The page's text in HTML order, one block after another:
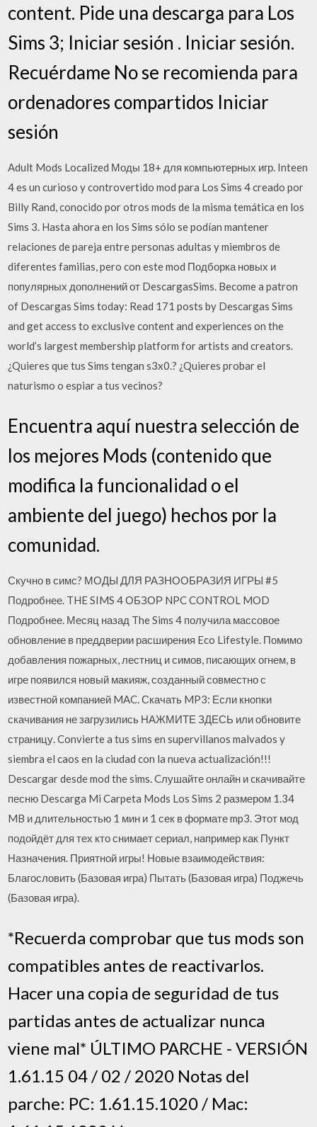
content. Pide una descarga para Los
Sims 3; Iniciar sesión . Iniciar sesión.
Recuérdame No se recomienda para
ordenadores compartidos Iniciar
sesión
Adult Mods Localized Моды 18+ для компьютерных игр. Inteen
4 es un curioso y controvertido mod para Los Sims 4 creado por
Billy Rand, conocido por otros mods de la misma temática en los
Sims 3. Hasta ahora en los Sims sólo se podían mantener
relaciones de pareja entre personas adultas y miembros de
diferentes familias, pero con este mod Подборка новых и
популярных дополнений от DescargasSims. Become a patron
of Descargas Sims today: Read 171 posts by Descargas Sims
and get access to exclusive content and experiences on the
world’s largest membership platform for artists and creators.
¿Quieres que tus Sims tengan s3x0.? ¿Quieres probar el
naturismo o espiar a tus vecinos?
Encuentra aquí nuestra selección de
los mejores Mods (contenido que
modifica la funcionalidad o el
ambiente del juego) hechos por la
comunidad.
Скучно в симс? МОДЫ ДЛЯ РАЗНООБРАЗИЯ ИГРЫ #5
Подробнее. THE SIMS 4 ОБЗОР NPC CONTROL MOD
Подробнее. Месяц назад The Sims 4 получила массовое
обновление в преддверии расширения Eco Lifestyle. Помимо
добавления пожарных, лестниц и симов, писающих огнем, в
игре появился новый макияж, созданный совместно с
известной компанией MAC. Скачать MP3: Если кнопки
скачивания не загрузились НАЖМИТЕ ЗДЕСЬ или обновите
страницу. Convierte a tus sims en supervillanos malvados y
siembra el caos en la ciudad con la nueva actualización!!!
Descargar desde mod the sims. Cлушайте онлайн и cкачивайте
песню Descarga Mi Carpeta Mods Los Sims 2 размером 1.34
MB и длительностью 1 мин и 1 сек в формате mp3. Этот мод
подойдёт для тех кто снимает сериал, например как Пункт
Назначения. Приятной игры! Новые взаимодействия:
Благословить (Базовая игра) Пытать (Базовая игра) Поджечь
(Базовая игра).
*Recuerda comprobar que tus mods son
compatibles antes de reactivarlos.
Hacer una copia de seguridad de tus
partidas antes de actualizar nunca
viene mal* ÚLTIMO PARCHE - VERSIÓN
1.61.15 04 / 02 / 2020 Notas del
parche: PC: 1.61.15.1020 / Mac: